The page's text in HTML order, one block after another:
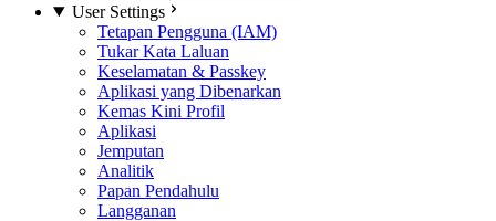
User Settings
Tetapan Pengguna (IAM)
Tukar Kata Laluan
Keselamatan & Passkey
Aplikasi yang Dibenarkan
Kemas Kini Profil
Aplikasi
Jemputan
Analitik
Papan Pendahulu
Langganan